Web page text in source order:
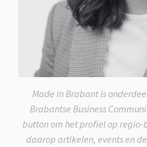
Made in Brabant is
Brabantse Business
button om het profiel op regio-
daarop artikelen, events en